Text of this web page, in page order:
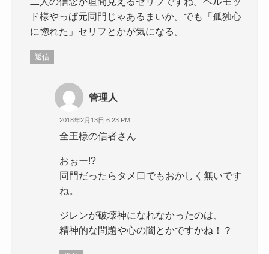
ド様やっぱ元同門じゃあるまいか。でも「孤独心
に惚れた」セリフとかが気になる。
返信
管理人
2018年2月13日 6:23 PM
全王様の信者さん
おぉー!?
同門だったらタメ口でもおかしく無いです
ね。
ジレンが破壊神になれなかったのは、
精神的な問題や心の闇とかですかね！？